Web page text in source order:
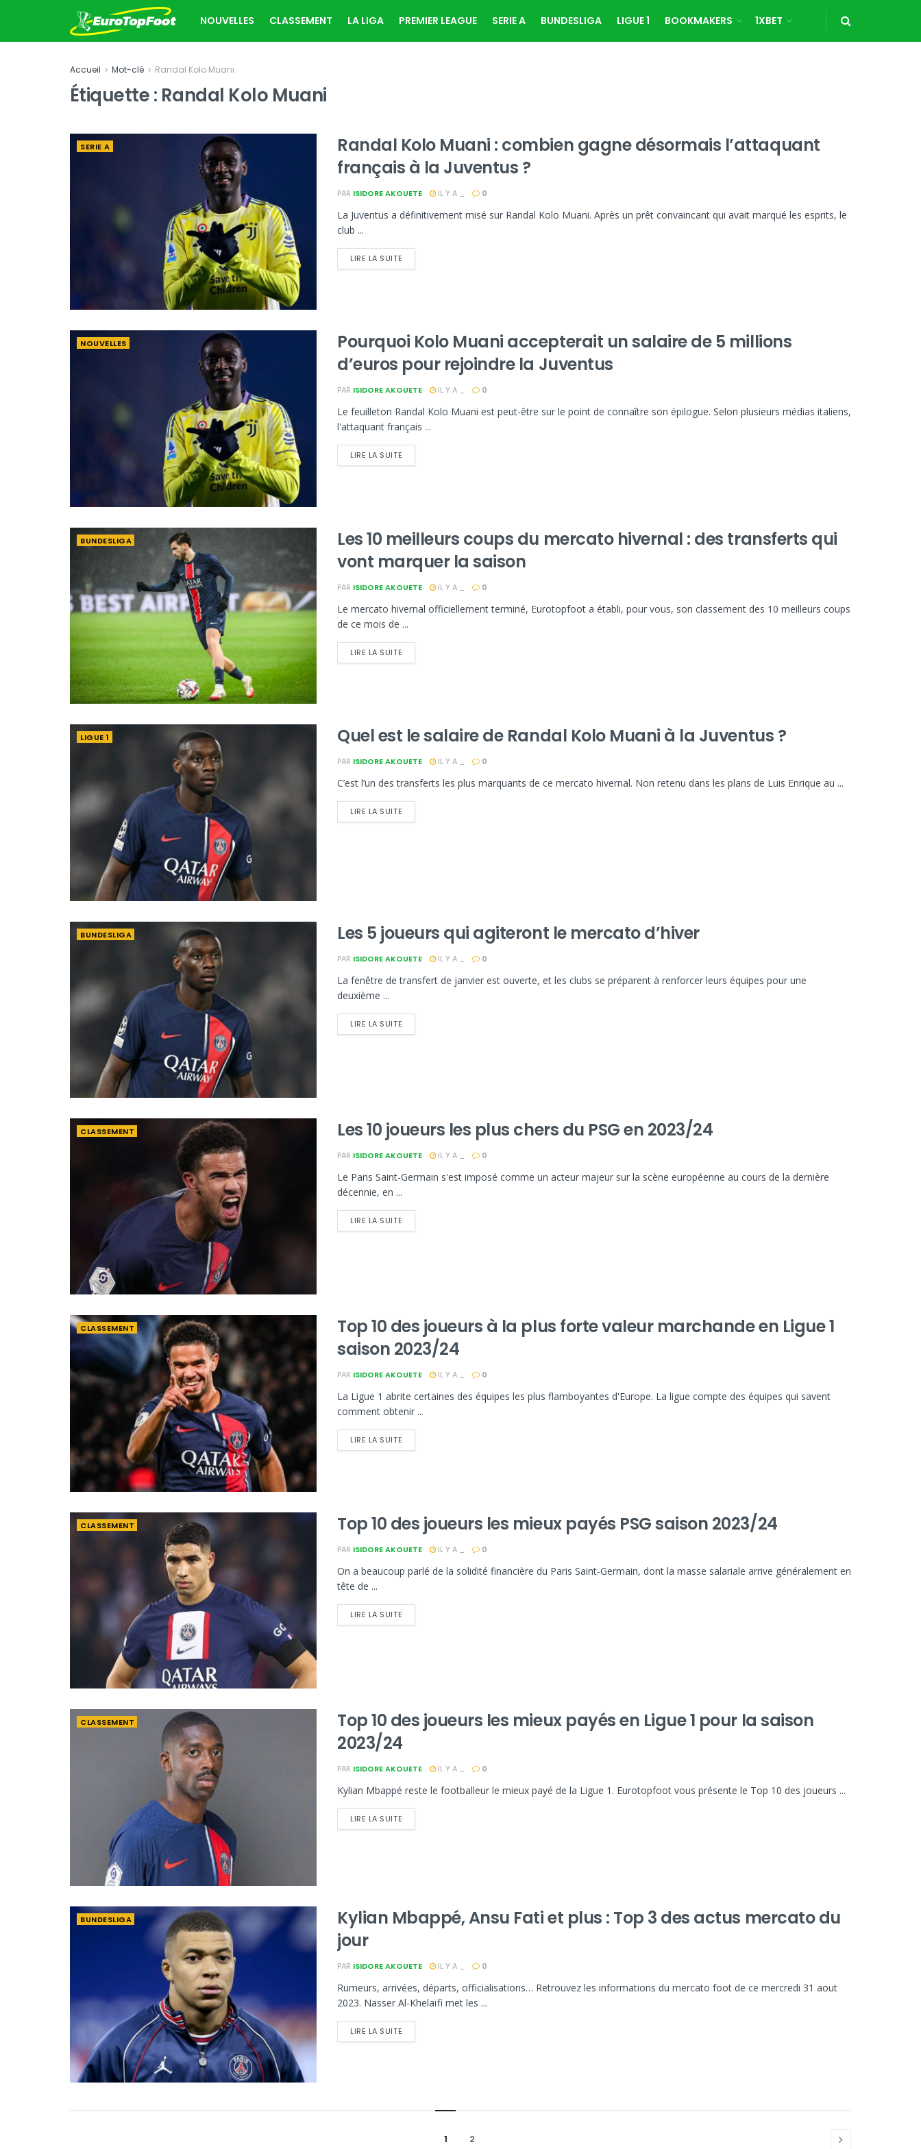
NOUVELLES CLASSEMENT LA LIGA PREMIER LEAGUE SERIE A BUNDESLIGA LIGUE 1 BOOKMAKERS 1XBET
Accueil Mot-clé Randal Kolo Muani
Étiquette : Randal Kolo Muani
SERIE A
Randal Kolo Muani : combien gagne désormais l’attaquant
français à la Juventus ?
PAR ISIDORE AKOUETE IL Y A _ 0
La Juventus a définitivement misé sur Randal Kolo Muani. Après un prêt convaincant qui avait marqué les esprits, le
club ...
LIRE LA SUITE
NOUVELLES
Pourquoi Kolo Muani accepterait un salaire de 5 millions
d’euros pour rejoindre la Juventus
PAR ISIDORE AKOUETE IL Y A _ 0
Le feuilleton Randal Kolo Muani est peut-être sur le point de connaître son épilogue. Selon plusieurs médias italiens,
l'attaquant français ...
LIRE LA SUITE
BUNDESLIGA
Les 10 meilleurs coups du mercato hivernal : des transferts qui
vont marquer la saison
PAR ISIDORE AKOUETE IL Y A _ 0
Le mercato hivernal officiellement terminé, Eurotopfoot a établi, pour vous, son classement des 10 meilleurs coups
de ce mois de ...
LIRE LA SUITE
LIGUE 1 Quel est le salaire de Randal Kolo Muani à la Juventus ?
PAR ISIDORE AKOUETE IL Y A _ 0
C’est l’un des transferts les plus marquants de ce mercato hivernal. Non retenu dans les plans de Luis Enrique au ...
LIRE LA SUITE
BUNDESLIGA Les 5 joueurs qui agiteront le mercato d’hiver
PAR ISIDORE AKOUETE IL Y A _ 0
La fenêtre de transfert de janvier est ouverte, et les clubs se préparent à renforcer leurs équipes pour une
deuxième ...
LIRE LA SUITE
CLASSEMENT Les 10 joueurs les plus chers du PSG en 2023/24
PAR ISIDORE AKOUETE IL Y A _ 0
Le Paris Saint-Germain s'est imposé comme un acteur majeur sur la scène européenne au cours de la dernière
décennie, en ...
LIRE LA SUITE
CLASSEMENT
Top 10 des joueurs à la plus forte valeur marchande en Ligue 1
saison 2023/24
PAR ISIDORE AKOUETE IL Y A _ 0
La Ligue 1 abrite certaines des équipes les plus flamboyantes d'Europe. La ligue compte des équipes qui savent
comment obtenir ...
LIRE LA SUITE
CLASSEMENT Top 10 des joueurs les mieux payés PSG saison 2023/24
PAR ISIDORE AKOUETE IL Y A _ 0
On a beaucoup parlé de la solidité financière du Paris Saint-Germain, dont la masse salariale arrive généralement en
tête de ...
LIRE LA SUITE
CLASSEMENT
Top 10 des joueurs les mieux payés en Ligue 1 pour la saison
2023/24
PAR ISIDORE AKOUETE IL Y A _ 0
Kylian Mbappé reste le footballeur le mieux payé de la Ligue 1. Eurotopfoot vous présente le Top 10 des joueurs ...
LIRE LA SUITE
BUNDESLIGA
Kylian Mbappé, Ansu Fati et plus : Top 3 des actus mercato du
jour
PAR ISIDORE AKOUETE IL Y A _ 0
Rumeurs, arrivées, départs, officialisations… Retrouvez les informations du mercato foot de ce mercredi 31 aout
2023. Nasser Al-Khelaïfi met les ...
LIRE LA SUITE
1 2